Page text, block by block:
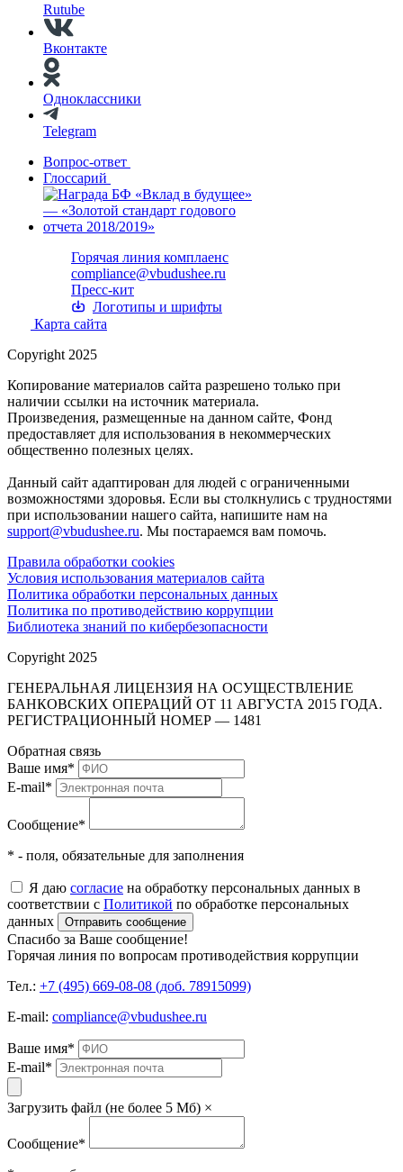
Rutube
Вконтакте
Одноклассники
Telegram
Вопрос-ответ
Глоссарий
Горячая линия комплаенс
compliance@vbudushee.ru
Пресс-кит
Логотипы и шрифты
Карта сайта
Copyright 2025
Копирование материалов сайта разрешено только при
наличии ссылки на источник материала.
Произведения, размещенные на данном сайте, Фонд
предоставляет для использования в некоммерческих
общественно полезных целях.
Данный сайт адаптирован для людей с ограниченными
возможностями здоровья. Если вы столкнулись с трудностями
при использовании нашего сайта, напишите нам на
support@vbudushee.ru. Мы постараемся вам помочь.
Правила обработки cookies
Условия использования материалов сайта
Политика обработки персональных данных
Политика по противодействию коррупции
Библиотека знаний по кибербезопасности
Copyright 2025
ГЕНЕРАЛЬНАЯ ЛИЦЕНЗИЯ НА ОСУЩЕСТВЛЕНИЕ
БАНКОВСКИХ ОПЕРАЦИЙ ОТ 11 АВГУСТА 2015 ГОДА.
РЕГИСТРАЦИОННЫЙ НОМЕР — 1481
Обратная связь
Ваше имя*
E-mail*
Сообщение*
* - поля, обязательные для заполнения
Я даю согласие на обработку персональных данных в
соответствии с Политикой по обработке персональных
данных
Отправить сообщение
Спасибо за Ваше сообщение!
Горячая линия по вопросам противодействия коррупции
Тел.: +7 (495) 669-08-08 (доб. 78915099)
E-mail: compliance@vbudushee.ru
Ваше имя*
E-mail*
Загрузить файл (не более 5 Мб) ×
Сообщение*